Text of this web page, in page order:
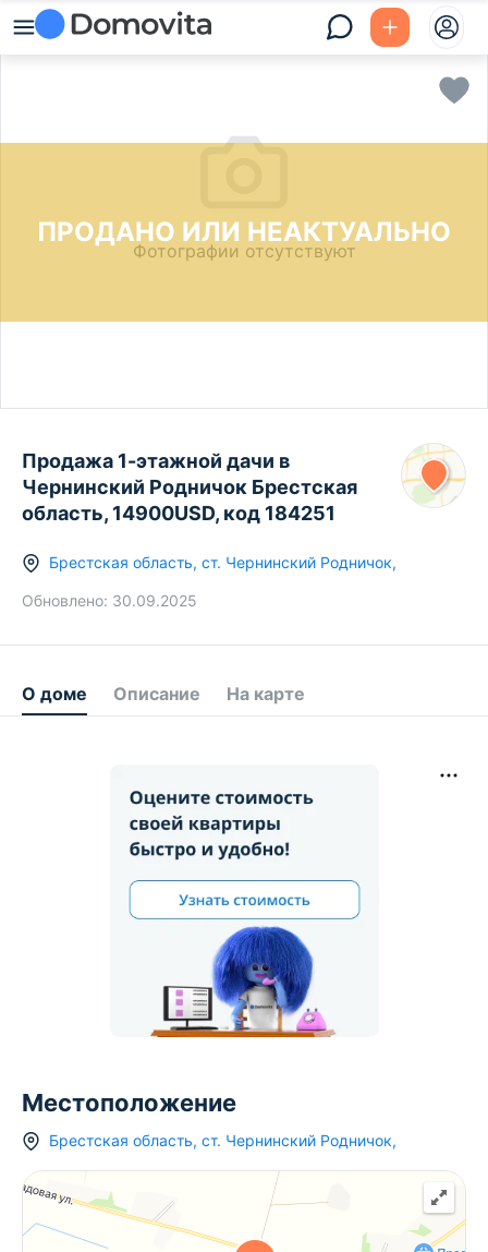
ПРОДАНО ИЛИ НЕАКТУАЛЬНО
Фотографии отсутствуют
Продажа 1-этажной дачи в
Чернинский Родничок Брестская
область, 14900USD, код 184251
Брестская область, ст. Чернинский Родничок,
Обновлено: 30.09.2025
О доме Описание На карте
Местоположение
Брестская область, ст. Чернинский Родничок,